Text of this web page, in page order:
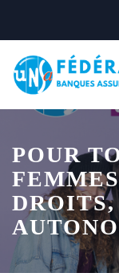
POUR